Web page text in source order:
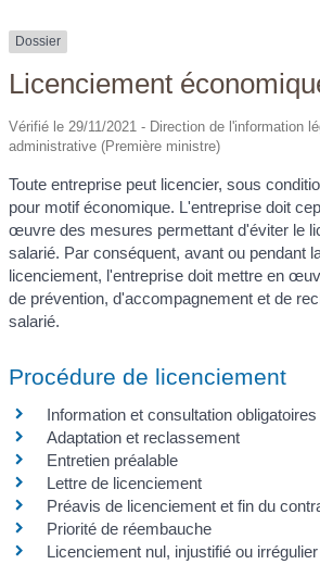
Dossier
Licenciement
Vérifié le 29/11/2021 - Direction de l'information
administrative (Première ministre)
Toute entreprise peut licencier, sous
pour motif économique. L'entreprise doit
œuvre des mesures permettant d'éviter le
salarié. Par conséquent, avant ou pendant
licenciement, l'entreprise doit mettre en
de prévention, d'accompagnement et de
salarié.
Procédure de licenciement
Information et consultation obligatoires
Adaptation et reclassement
Entretien préalable
Lettre de licenciement
Préavis de licenciement et fin du
Priorité de réembauche
Licenciement nul, injustifié ou irrégulier